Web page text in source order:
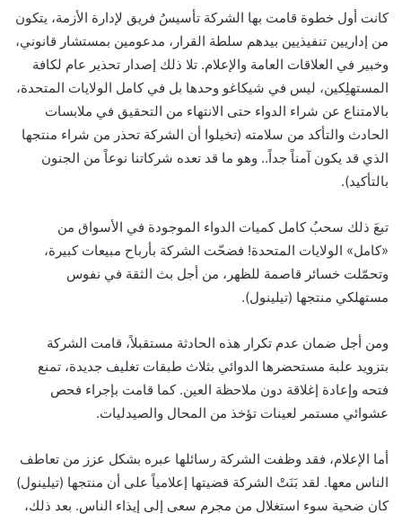
كانت أول خطوة قامت بها الشركة تأسيسُ فريق لإدارة الأزمة، يتكون
من إداريين تنفيذيين بيدهم سلطة القرار، مدعومين بمستشار قانوني،
وخبير في العلاقات العامة والإعلام. تلا ذلك إصدار تحذير عام لكافة
المستهلِكين، ليس في شيكاغو وحدها بل في كامل الولايات المتحدة،
بالامتناع عن شراء الدواء حتى الانتهاء من التحقيق في ملابسات
الحادث والتأكد من سلامته (تخيلوا أن الشركة تحذر من شراء منتجها
الذي قد يكون آمناً جداً.. وهو ما قد تعده شركاتنا نوعاً من الجنون
بالتأكيد).
تبعَ ذلك سحبُ كامل كميات الدواء الموجودة في الأسواق من
«كامل» الولايات المتحدة! فضحّت الشركة بأرباح مبيعات كبيرة،
وتحمّلت خسائر قاصمة للظهر، من أجل بث الثقة في نفوس
مستهلكي منتجها (تيلينول).
ومن أجل ضمان عدم تكرار هذه الحادثة مستقبلاً، قامت الشركة
بتزويد علبة مستحضرها الدوائي بثلاث طبقات تغليف جديدة، تمنع
فتحه وإعادة إغلاقة دون ملاحظة العين. كما قامت بإجراء فحص
عشوائي مستمر لعينات تؤخذ من المحال والصيدليات.
أما الإعلام، فقد وظفت الشركة رسائلها عبره بشكل عزز من تعاطف
الناس معها. لقد بَنَتْ الشركة قضيتها إعلامياً على أن منتجها (تيلينول)
كان ضحية سوء استغلال من مجرم سعى إلى إيذاء الناس. بعد ذلك،